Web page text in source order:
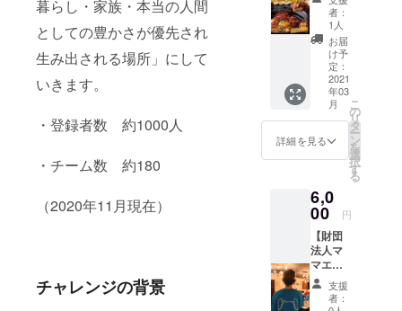
暮らし・家族・本当の人間
としての豊かさが優先され
生み出される場所」にして
いきます。
・登録者数 約1000人
・チーム数 約180
（2020年11月現在）
チャレンジの背景
円分）
セット
・豆家
本店
genge
・豆家
茶寮
Blossa
・豆家
のりの
とうふ
福福 ・
豆家 別
邸 しび
かま 花
蓮 で使
えるお
得な食
る、 こ
だわり
にこだ
わった
「百花
蜜」と
いう蜂
蜜をお
届けし
ます！
た、天
然非加
ちみつ
で、天
然採蜜
したも
のを、
古屋あ
んかけ
麻婆豆
腐の
素 5個
セッ
ト】 今
回のク
ラウド
ファン
ディン
開発の
ご協力
をして
くだ
さった
豆家グ
ループ
さんと
者：
1人
お届
け予
定：
2021
年03
月
詳細を見る
こ
の
リ
タ
ー
ン
を
選
択
す
る
6,0
00 円
【財団
法人マ
マエン
ジェル
ス オ
リジナ
支援
者：